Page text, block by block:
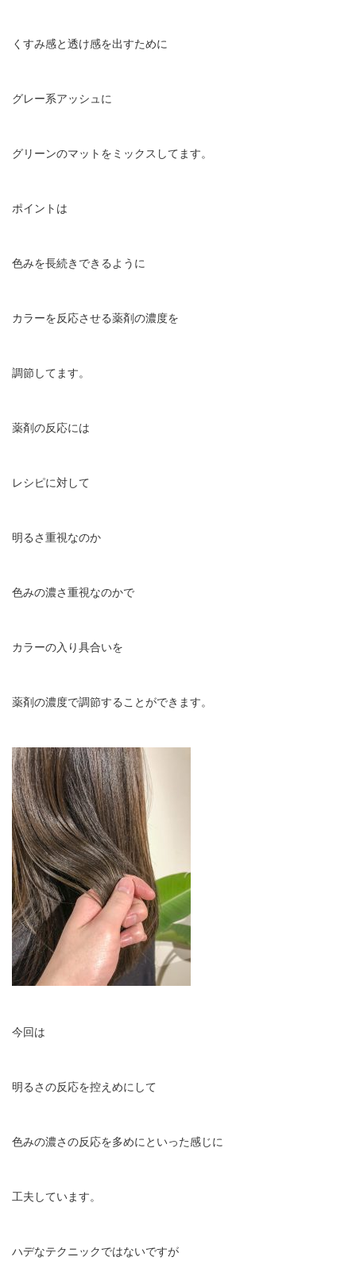
くすみ感と透け感を出すために
グレー系アッシュに
グリーンのマットをミックスしてます。
ポイントは
色みを長続きできるように
カラーを反応させる薬剤の濃度を
調節してます。
薬剤の反応には
レシピに対して
明るさ重視なのか
色みの濃さ重視なのかで
カラーの入り具合いを
薬剤の濃度で調節することができます。
今回は
明るさの反応を控えめにして
色みの濃さの反応を多めにといった感じに
工夫しています。
ハデなテクニックではないですが